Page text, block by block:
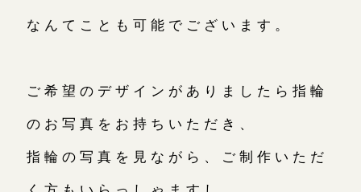
なんてことも可能でございます。
ご希望のデザインがありましたら指輪
のお写真をお持ちいただき、
指輪の写真を見ながら、ご制作いただ